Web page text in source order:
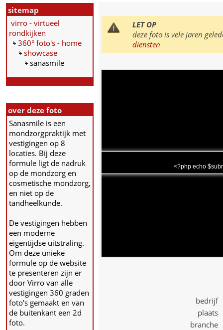
sitemap
virro - virtueel
rondkijken
360° foto's - home
showcase
sanasmile
over deze foto
Sanasmile is een
mondzorgpraktijk met
vestigingen op 8
locaties. Bij deze
formule ligt de nadruk
op de mondzorg en
cosmetische mondzorg,
en niet op de
tandheelkunde.
De vestigingen hebben
een moderne
eigentijdse uitstraling.
Om deze unieke
formule op de website
te presenteren zijn er
door Virro van alle
vestigingen 360 graden
foto's gemaakt en van
de buitenkant een 2d
foto.
LET OP
deze foto is vele jaren
diensten
<?php echo
bedrijf
plaats
branche